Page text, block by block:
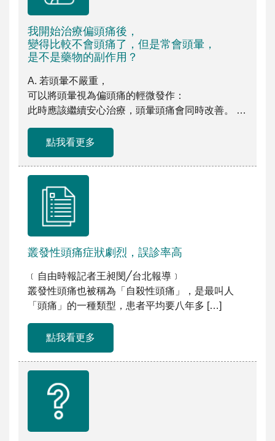
我開始治療偏頭痛後，
變得比較不會頭痛了，但是常會頭暈，
是不是藥物的副作用？
A. 若頭暈不嚴重，
可以將頭暈視為偏頭痛的輕微發作：
此時應該繼續安心治療，頭暈頭痛會同時改善。 B.
點我看更多
叢發性頭痛症狀劇烈，誤診率高
﹝自由時報記者王昶閔╱台北報導﹞
叢發性頭痛也被稱為「自殺性頭痛」，是最叫人
「頭痛」的一種類型，患者平均要八年多 […]
點我看更多